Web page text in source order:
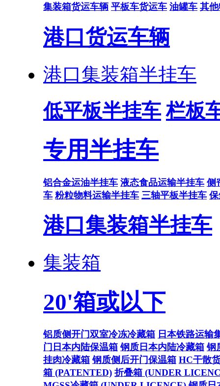
集装箱货运车辆 平板车货运车 油罐车 其
港口货运车辆
港口集装箱半挂车
低平板半挂车 栏板
专用半挂车
铝合金运油半挂车 液态食品运输半挂车 侧
车 粉粒物料运输半挂车 三轴平板半挂车
港口集装箱半挂车
集装箱
20'箱或以下
铝质侧开门双室冷冻冷藏箱 日本铁路运输
门日本内陆保温箱 钢质日本内陆冷藏箱 钢
挂肉冷藏箱 钢质侧后开门保温箱 HC干散
箱 (PATENTED) 折叠箱 (UNDER